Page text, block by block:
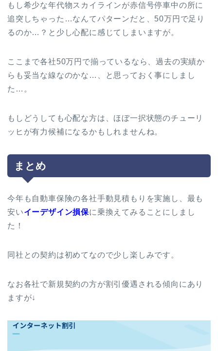
もし希少な年代物スカイラインが赤信号停車中の所に
追突しちゃった…なんてパターンだと、50万円で足り
るのか…？と少し心配に感じてしまいますが。
ここまで各社50万円で揃っているなら、過去の実績か
らも妥当な線なのかな…、と思っておく事にしまし
た…。
もしどうしても心配な方は、ほぼ一択状態のチューリ
ッヒが有力候補になるかもしれませんね。
まとめ
今年も自動車保険の各社手動見積もりを実施し、最も
安いイーデザイン損保に乗換えてみることにしまし
た！
同社との契約は初めてなので少し楽しみです。
なお各社で新規契約の方が割引優遇される傾向にあり
ますが↓